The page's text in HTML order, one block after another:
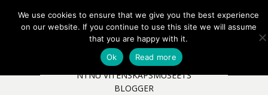
MENY EN NB
NTNU VITENSKAPSMUSEETS
BLOGGER
We use cookies to ensure that we give you the best experience
on our website. If you continue to use this site we will assume
that you are happy with it.
Ok
Read more